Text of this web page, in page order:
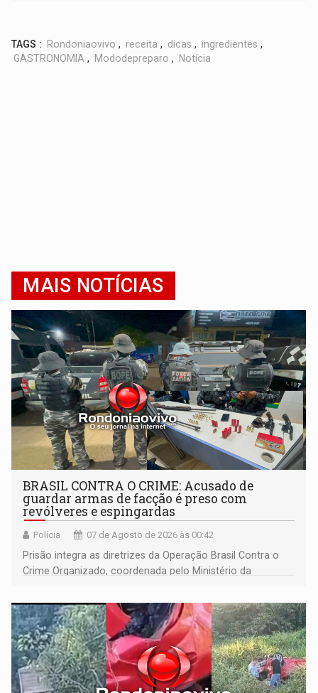
TAGS : Rondoniaovivo , receita , dicas , ingredientes ,
GASTRONOMIA , Mododepreparo , Notícia
MAIS NOTÍCIAS
BRASIL CONTRA O CRIME: Acusado de
guardar armas de facção é preso com
revólveres e espingardas
Polícia 07 de Agosto de 2026 às 00:42
Prisão integra as diretrizes da Operação Brasil Contra o
Crime Organizado, coordenada pelo Ministério da